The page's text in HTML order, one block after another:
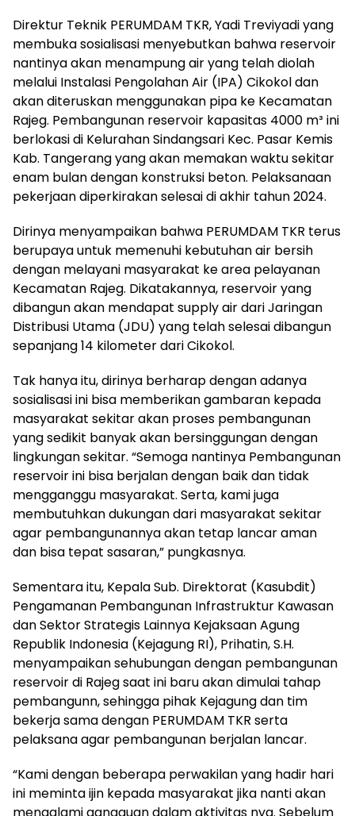
Direktur Teknik PERUMDAM TKR, Yadi Treviyadi yang
membuka sosialisasi menyebutkan bahwa reservoir
nantinya akan menampung air yang telah diolah
melalui Instalasi Pengolahan Air (IPA) Cikokol dan
akan diteruskan menggunakan pipa ke Kecamatan
Rajeg. Pembangunan reservoir kapasitas 4000 m³ ini
berlokasi di Kelurahan Sindangsari Kec. Pasar Kemis
Kab. Tangerang yang akan memakan waktu sekitar
enam bulan dengan konstruksi beton. Pelaksanaan
pekerjaan diperkirakan selesai di akhir tahun 2024.
Dirinya menyampaikan bahwa PERUMDAM TKR terus
berupaya untuk memenuhi kebutuhan air bersih
dengan melayani masyarakat ke area pelayanan
Kecamatan Rajeg. Dikatakannya, reservoir yang
dibangun akan mendapat supply air dari Jaringan
Distribusi Utama (JDU) yang telah selesai dibangun
sepanjang 14 kilometer dari Cikokol.
Tak hanya itu, dirinya berharap dengan adanya
sosialisasi ini bisa memberikan gambaran kepada
masyarakat sekitar akan proses pembangunan
yang sedikit banyak akan bersinggungan dengan
lingkungan sekitar. “Semoga nantinya Pembangunan
reservoir ini bisa berjalan dengan baik dan tidak
mengganggu masyarakat. Serta, kami juga
membutuhkan dukungan dari masyarakat sekitar
agar pembangunannya akan tetap lancar aman
dan bisa tepat sasaran,” pungkasnya.
Sementara itu, Kepala Sub. Direktorat (Kasubdit)
Pengamanan Pembangunan Infrastruktur Kawasan
dan Sektor Strategis Lainnya Kejaksaan Agung
Republik Indonesia (Kejagung RI), Prihatin, S.H.
menyampaikan sehubungan dengan pembangunan
reservoir di Rajeg saat ini baru akan dimulai tahap
pembangunn, sehingga pihak Kejagung dan tim
bekerja sama dengan PERUMDAM TKR serta
pelaksana agar pembangunan berjalan lancar.
“Kami dengan beberapa perwakilan yang hadir hari
ini meminta ijin kepada masyarakat jika nanti akan
mengalami gangguan dalam aktivitas nya. Sebelum